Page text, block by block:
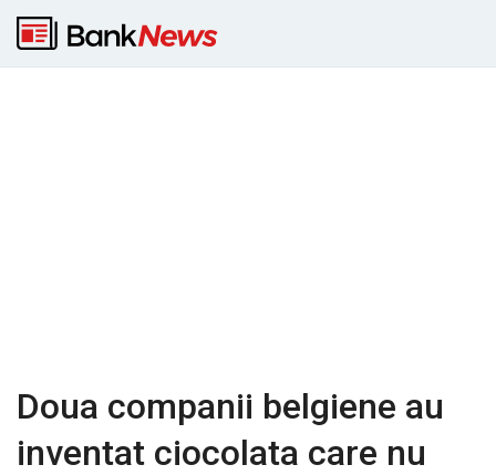
Doua companii belgiene au
inventat ciocolata care nu